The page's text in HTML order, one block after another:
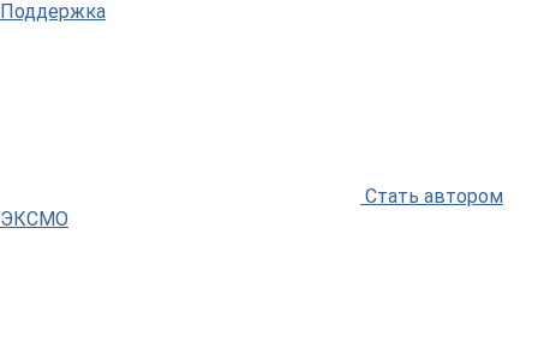
Поддержка
Стать автором
ЭКСМО